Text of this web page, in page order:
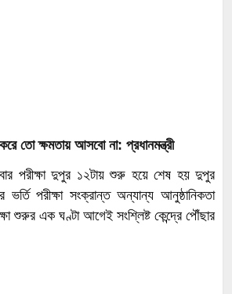
তো ক্ষমতায় আসবো না: প্রধানমন্ত্রী
পরীক্ষা দুপুর ১২টায় শুরু হয়ে শেষ হয় দুপুর
ভর্তি পরীক্ষা সংক্রান্ত অন্যান্য আনুষ্ঠানিকতা
শুরুর এক ঘণ্টা আগেই সংশ্লিষ্ট কেন্দ্রে পৌঁছার